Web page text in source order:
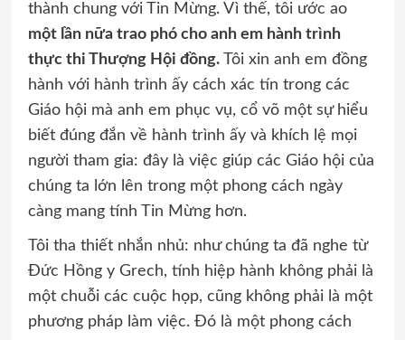
thành chung với Tin Mừng. Vì thế, tôi ước ao
một lần nữa trao phó cho anh em hành trình
thực thi Thượng Hội đồng.Tôi xin anh em đồng
hành với hành trình ấy cách xác tín trong các
Giáo hội mà anh em phục vụ, cổ võ một sự hiểu
biết đúng đắn về hành trình ấy và khích lệ mọi
người tham gia: đây là việc giúp các Giáo hội của
chúng ta lớn lên trong một phong cách ngày
càng mang tính Tin Mừng hơn.
Tôi tha thiết nhắn nhủ: như chúng ta đã nghe từ
Đức Hồng y Grech, tính hiệp hành không phải là
một chuỗi các cuộc họp, cũng không phải là một
phương pháp làm việc. Đó là một phong cách